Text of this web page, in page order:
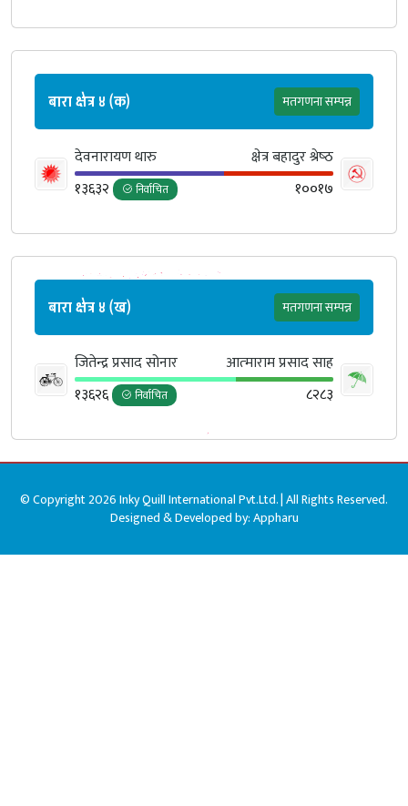
बारा क्षेत्र ४ (क) मतगणना सम्पन्न
देवनारायण थारु
क्षेत्र बहादुर श्रेष्‍ठ
१३६३२
निर्वाचित १००१७
बारा क्षेत्र ४ (ख) मतगणना सम्पन्न
जितेन्द्र प्रसाद सोनार
आत्‍माराम प्रसाद साह
१३६२६
निर्वाचित ८२८३
© Copyright 2026 Inky Quill International Pvt.Ltd. | All Rights Reserved.
Designed & Developed by:Appharu